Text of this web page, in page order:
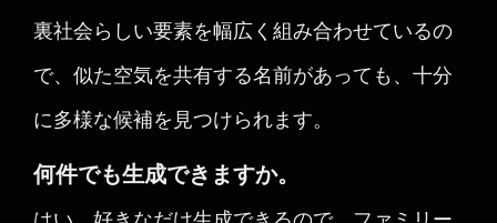
裏社会らしい要素を幅広く組み合わせているの
で、似た空気を共有する名前があっても、十分
に多様な候補を見つけられます。
何件でも生成できますか。